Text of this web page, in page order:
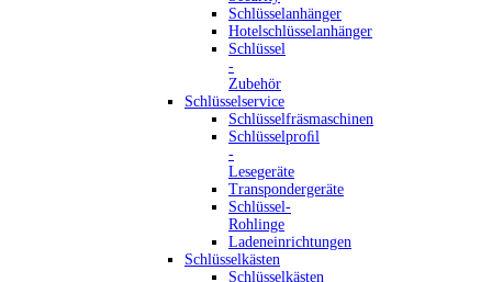
Schlüsselanhänger
Hotelschlüsselanhänger
Schlüssel
-
Zubehör
Schlüsselservice
Schlüsselfräsmaschinen
Schlüsselproﬁl
-
Lesegeräte
Transpondergeräte
Schlüssel-
Rohlinge
Ladeneinrichtungen
Schlüsselkästen
Schlüsselkästen